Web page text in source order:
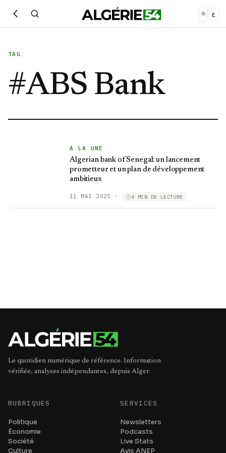
ع
TAG
#ABS Bank
A LA UNE
Algerian bank of Senegal: un lancement
prometteur et un plan de développement
ambitieux
11 MAI 2025 · 4 MIN DE LECTURE
Le quotidien numérique de référence. Information
vérifiée, analyses indépendantes, depuis Alger.
RUBRIQUES
Politique
Économie
Société
Culture
SERVICES
Newsletters
Podcasts
Live Stats
Avis ANEP